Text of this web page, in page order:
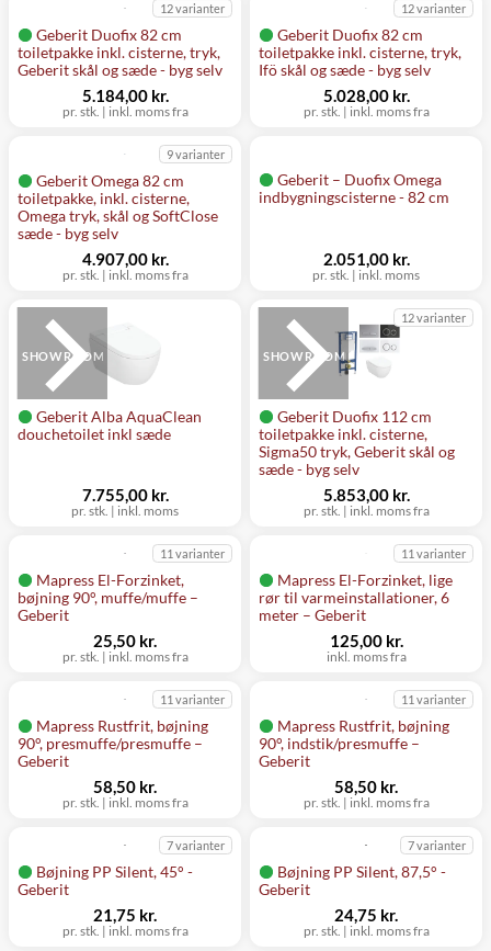
Geberit Duofix 82 cm
toiletpakke inkl. cisterne, tryk,
Geberit skål og sæde - byg selv
12 varianter
pr. stk. | inkl. moms fra
5.184,00 kr.
Geberit Duofix 82 cm
toiletpakke inkl. cisterne, tryk,
Ifö skål og sæde - byg selv
12 varianter
pr. stk. | inkl. moms fra
5.028,00 kr.
Geberit Omega 82 cm
toiletpakke, inkl. cisterne,
Omega tryk, skål og SoftClose
sæde - byg selv
9 varianter
pr. stk. | inkl. moms fra
4.907,00 kr.
Geberit – Duofix Omega
indbygningscisterne - 82 cm
pr. stk. | inkl. moms
2.051,00 kr.
Geberit Alba AquaClean
douchetoilet inkl sæde
SHOWROOM
pr. stk. | inkl. moms
7.755,00 kr.
Geberit Duofix 112 cm
toiletpakke inkl. cisterne,
Sigma50 tryk, Geberit skål og
sæde - byg selv
12 varianter
SHOWROOM
pr. stk. | inkl. moms fra
5.853,00 kr.
Mapress El-Forzinket,
bøjning 90°, muffe/muffe –
Geberit
11 varianter
pr. stk. | inkl. moms fra
25,50 kr.
Mapress El-Forzinket, lige
rør til varmeinstallationer, 6
meter – Geberit
11 varianter
inkl. moms fra
125,00 kr.
Mapress Rustfrit, bøjning
90°, presmuffe/presmuffe –
Geberit
11 varianter
pr. stk. | inkl. moms fra
58,50 kr.
Mapress Rustfrit, bøjning
90°, indstik/presmuffe –
Geberit
11 varianter
pr. stk. | inkl. moms fra
58,50 kr.
Bøjning PP Silent, 45° -
Geberit
7 varianter
pr. stk. | inkl. moms fra
21,75 kr.
Bøjning PP Silent, 87,5° -
Geberit
7 varianter
pr. stk. | inkl. moms fra
24,75 kr.